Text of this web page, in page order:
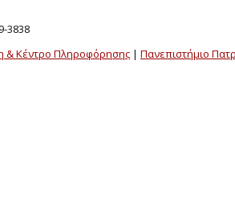
3838
& Κέντρο Πληροφόρησης | Πανεπιστήμιο